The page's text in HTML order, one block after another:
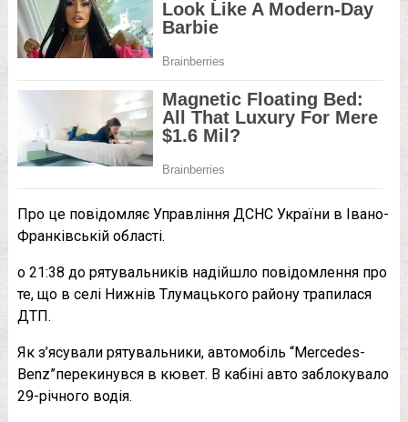
Про це повідомляє Управління ДСНС України в Івано-
Франківській області.
о 21:38 до рятувальників надійшло повідомлення про
те, що в селі Нижнів Тлумацького району трапилася
ДТП.
Як з’ясували рятувальники, автомобіль “Mercedes-
Benz”перекинувся в кювет. В кабіні авто заблокувало
29-річного водія.